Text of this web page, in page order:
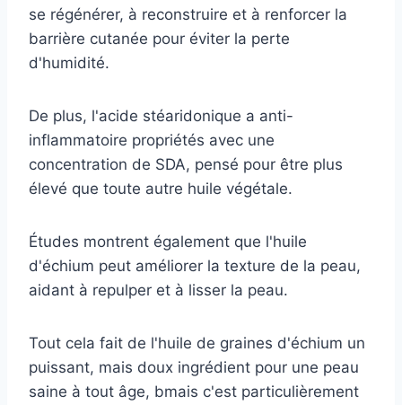
se régénérer, à reconstruire et à renforcer la
barrière cutanée pour éviter la perte
d'humidité.
De plus, l'acide stéaridonique a anti-
inflammatoire propriétés avec une
concentration de SDA, pensé pour être plus
élevé que toute autre huile végétale.
Études montrent également que l'huile
d'échium peut améliorer la texture de la peau,
aidant à repulper et à lisser la peau.
Tout cela fait de l'huile de graines d'échium un
puissant, mais doux ingrédient pour une peau
saine à tout âge, bmais c'est particulièrement